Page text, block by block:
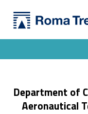
La rappresentazione mediatica del delitto di violenza sessuale: il ruolo del processo “a porte aperte” - Dipartimento di Ingegneria Civile, Informatica e delle Tecnologie Aeronautiche
Department of
Aeronautical
Header info sidebar